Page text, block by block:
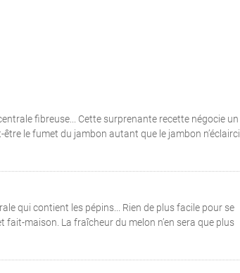
fibreuse... Cette surprenante recette négocie un
le fumet du jambon autant que le jambon
qui contient les pépins... Rien de plus facile pour se
maison. La fraîcheur du melon n’en sera que plus